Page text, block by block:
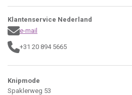
Klantenservice Nederland
e-mail
+31 20 894 5665
Knipmode
Spaklerweg 53